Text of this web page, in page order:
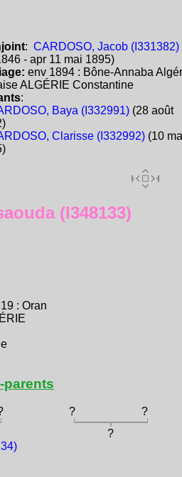
: CARDOSO, Jacob (I331382)
- apr 11 mai 1895)
env 1894 : Bône-Annaba
ALGÉRIE Constantine
:
Baya (I332991)(28 août
Clarisse (I332992)(10
(I348133)
: Oran
parents
?
?
?